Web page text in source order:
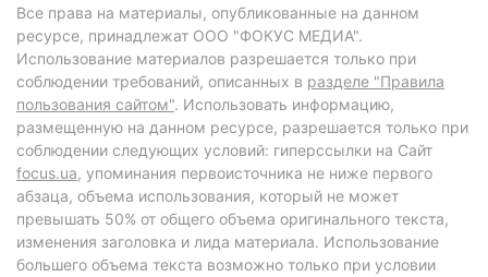
Все права на материалы, опубликованные на данном
ресурсе, принадлежат ООО "ФОКУС МЕДИА".
Использование материалов разрешается только при
соблюдении требований, описанных в разделе "Правила
пользования сайтом". Использовать информацию,
размещенную на данном ресурсе, разрешается только при
соблюдении следующих условий: гиперссылки на Сайт
focus.ua, упоминания первоисточника не ниже первого
абзаца, объема использования, который не может
превышать 50% от общего объема оригинального текста,
изменения заголовка и лида материала. Использование
большего объема текста возможно только при условии